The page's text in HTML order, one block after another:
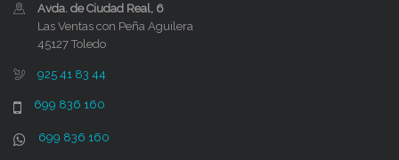
Avda. de Ciudad Real, 6
Las Ventas con Peña Aguilera
45127 Toledo
925 41 83 44
699 836 160
699 836 160